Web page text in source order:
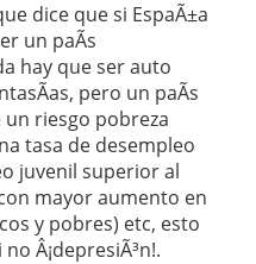
dice que si EspaÃ±a
un paÃ­s
hay que ser auto
pero un paÃ­s
riesgo pobreza
tasa de desempleo
juvenil superior al
mayor aumento en
y pobres) etc, esto
Â¡depresiÃ³n!.